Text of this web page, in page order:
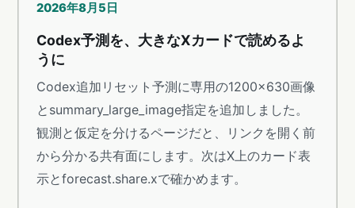
2026年8月5日
Codex予測を、大きなXカードで読めるよ
うに
Codex追加リセット予測に専用の1200×630画像
とsummary_large_image指定を追加しました。
観測と仮定を分けるページだと、リンクを開く前
から分かる共有面にします。次はX上のカード表
示とforecast.share.xで確かめます。